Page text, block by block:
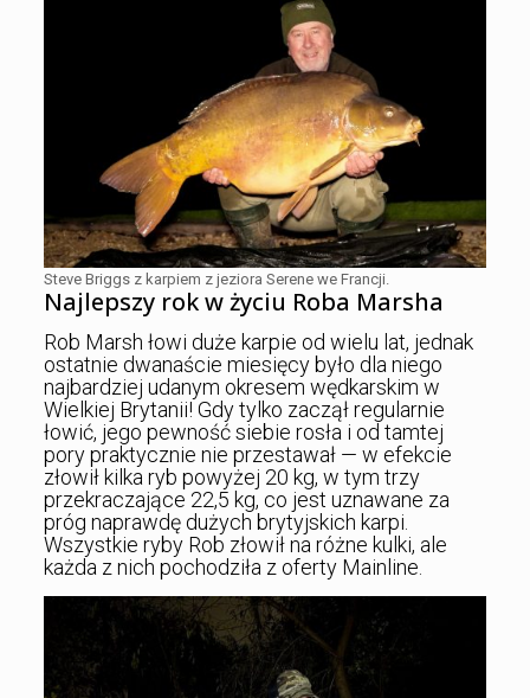
Steve Briggs z karpiem z jeziora Serene we Francji.
Najlepszy rok w życiu Roba Marsha
Rob Marsh łowi duże karpie od wielu lat, jednak
ostatnie dwanaście miesięcy było dla niego
najbardziej udanym okresem wędkarskim w
Wielkiej Brytanii! Gdy tylko zaczął regularnie
łowić, jego pewność siebie rosła i od tamtej
pory praktycznie nie przestawał — w efekcie
złowił kilka ryb powyżej 20 kg, w tym trzy
przekraczające 22,5 kg, co jest uznawane za
próg naprawdę dużych brytyjskich karpi.
Wszystkie ryby Rob złowił na różne kulki, ale
każda z nich pochodziła z oferty Mainline.